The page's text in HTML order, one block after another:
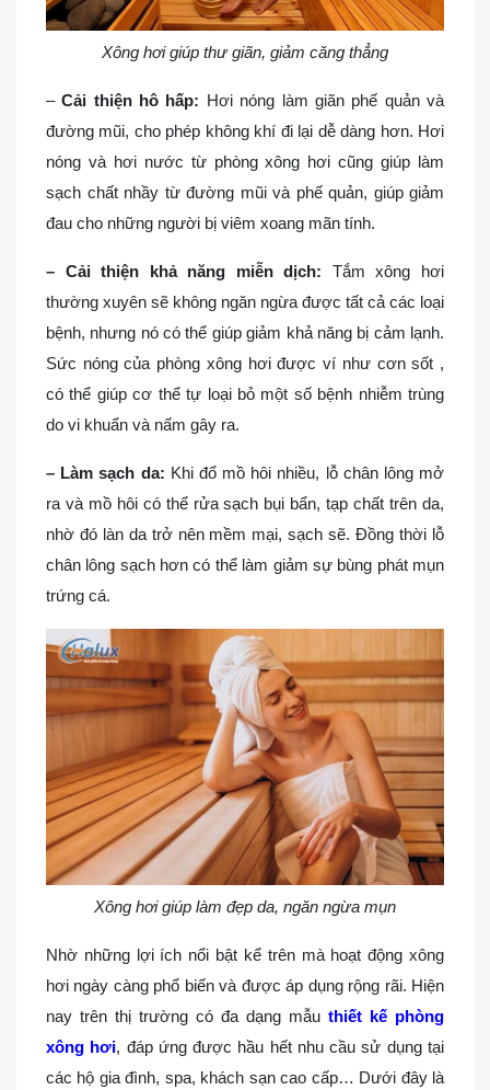
Xông hơi giúp thư giãn, giảm căng thẳng
–Cải thiện hô hấp: Hơi nóng làm giãn phế quản và
đường mũi, cho phép không khí đi lại dễ dàng hơn. Hơi
nóng và hơi nước từ phòng xông hơi cũng giúp làm
sạch chất nhầy từ đường mũi và phế quản, giúp giảm
đau cho những người bị viêm xoang mãn tính.
– Cải thiện khả năng miễn dịch: Tắm xông hơi
thường xuyên sẽ không ngăn ngừa được tất cả các loại
bệnh, nhưng nó có thể giúp giảm khả năng bị cảm lạnh.
Sức nóng của phòng xông hơi được ví như cơn sốt ,
có thể giúp cơ thể tự loại bỏ một số bệnh nhiễm trùng
do vi khuẩn và nấm gây ra.
– Làm sạch da: Khi đổ mồ hôi nhiều, lỗ chân lông mở
ra và mồ hôi có thể rửa sạch bụi bẩn, tạp chất trên da,
nhờ đó làn da trở nên mềm mại, sạch sẽ. Đồng thời lỗ
chân lông sạch hơn có thể làm giảm sự bùng phát mụn
trứng cá.
Xông hơi giúp làm đẹp da, ngăn ngừa mụn
Nhờ những lợi ích nổi bật kể trên mà hoạt động xông
hơi ngày càng phổ biến và được áp dụng rộng rãi. Hiện
nay trên thị trường có đa dạng mẫu thiết kế phòng
xông hơi, đáp ứng được hầu hết nhu cầu sử dụng tại
các hộ gia đình, spa, khách sạn cao cấp… Dưới đây là